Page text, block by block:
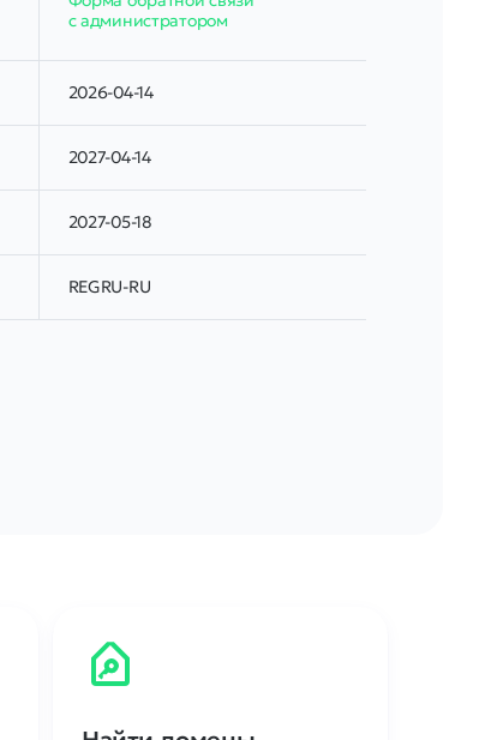
с администратором
2026-04-14
2027-04-14
2027-05-18
REGRU-RU